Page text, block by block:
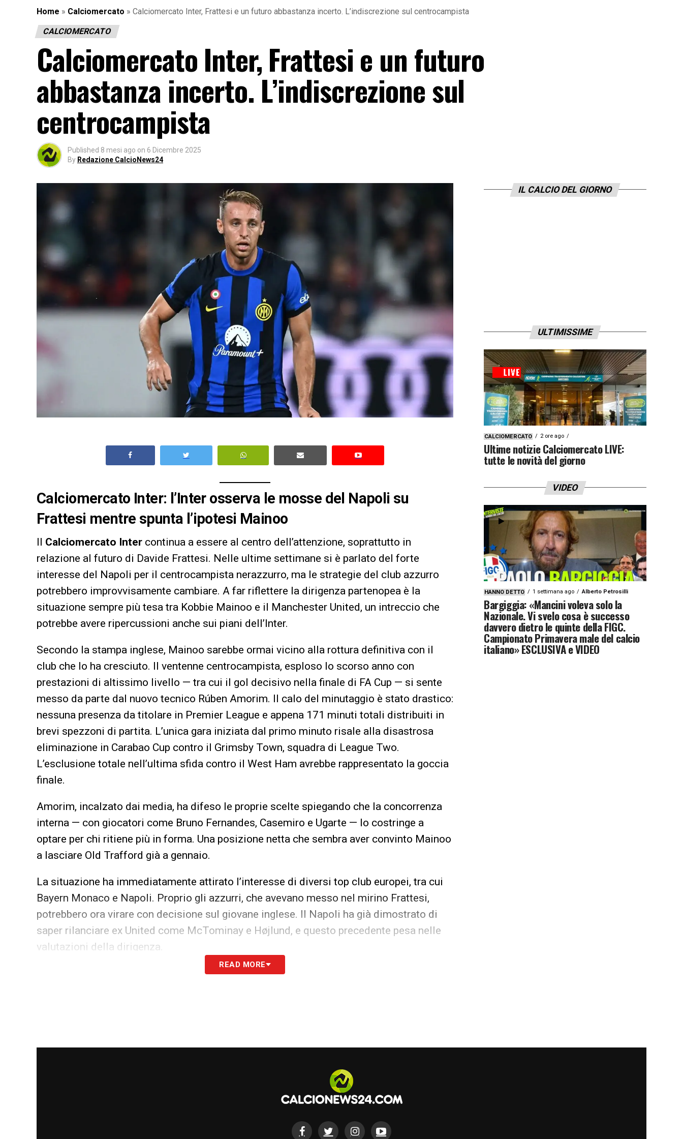
Home » Calciomercato » Calciomercato Inter, Frattesi e un futuro abbastanza incerto. L’indiscrezione sul centrocampista
CALCIOMERCATO
Calciomercato Inter, Frattesi e un futuro
abbastanza incerto. L’indiscrezione sul
centrocampista
Published 8 mesi ago on 6 Dicembre 2025
By Redazione CalcioNews24
Calciomercato Inter: l’Inter osserva le mosse del Napoli su
Frattesi mentre spunta l’ipotesi Mainoo
Il Calciomercato Inter continua a essere al centro dell’attenzione, soprattutto in
relazione al futuro di Davide Frattesi. Nelle ultime settimane si è parlato del forte
interesse del Napoli per il centrocampista nerazzurro, ma le strategie del club azzurro
potrebbero improvvisamente cambiare. A far riflettere la dirigenza partenopea è la
situazione sempre più tesa tra Kobbie Mainoo e il Manchester United, un intreccio che
potrebbe avere ripercussioni anche sui piani dell’Inter.
Secondo la stampa inglese, Mainoo sarebbe ormai vicino alla rottura definitiva con il
club che lo ha cresciuto. Il ventenne centrocampista, esploso lo scorso anno con
prestazioni di altissimo livello — tra cui il gol decisivo nella finale di FA Cup — si sente
messo da parte dal nuovo tecnico Rúben Amorim. Il calo del minutaggio è stato drastico:
nessuna presenza da titolare in Premier League e appena 171 minuti totali distribuiti in
brevi spezzoni di partita. L’unica gara iniziata dal primo minuto risale alla disastrosa
eliminazione in Carabao Cup contro il Grimsby Town, squadra di League Two.
L’esclusione totale nell’ultima sfida contro il West Ham avrebbe rappresentato la goccia
finale.
Amorim, incalzato dai media, ha difeso le proprie scelte spiegando che la concorrenza
interna — con giocatori come Bruno Fernandes, Casemiro e Ugarte — lo costringe a
optare per chi ritiene più in forma. Una posizione netta che sembra aver convinto Mainoo
a lasciare Old Trafford già a gennaio.
La situazione ha immediatamente attirato l’interesse di diversi top club europei, tra cui
Bayern Monaco e Napoli. Proprio gli azzurri, che avevano messo nel mirino Frattesi,
potrebbero ora virare con decisione sul giovane inglese. Il Napoli ha già dimostrato di
saper rilanciare ex United come McTominay e Højlund, e questo precedente pesa nelle
valutazioni della dirigenza.
Per l’Inter, questo scenario potrebbe rappresentare un assist importante. Se il Napoli
READ MORE
IL CALCIO DEL GIORNO
ULTIMISSIME
CALCIOMERCATO 2 ore ago
Ultime notizie Calciomercato LIVE:
tutte le novità del giorno
VIDEO
HANNO DETTO 1 settimana ago Alberto Petrosilli
Bargiggia: «Mancini voleva solo la
Nazionale. Vi svelo cosa è successo
davvero dietro le quinte della FIGC.
Campionato Primavera male del calcio
italiano» ESCLUSIVA e VIDEO